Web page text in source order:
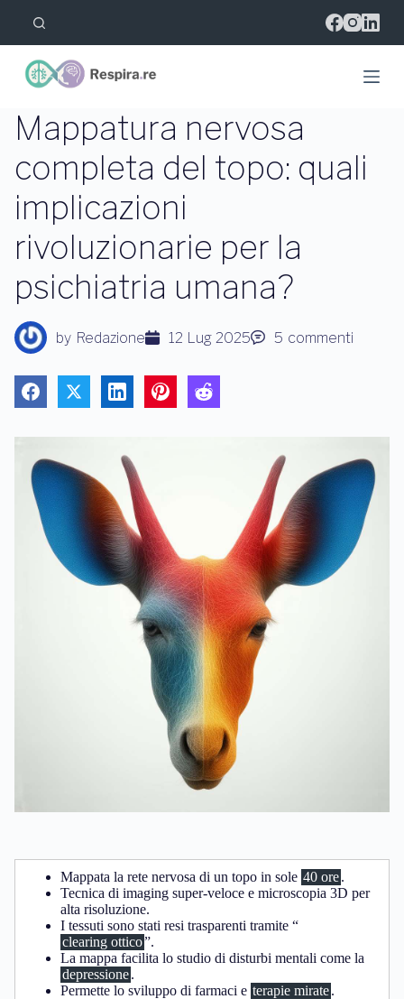
l
l
c
n
t
e
t
o
Mappatura nervosa
completa del topo: quali
implicazioni
rivoluzionarie per la
psichiatria umana?
by Redazione 12 Lug 2025 5 commenti
Mappata la rete nervosa di un topo in sole 40 ore.
Tecnica di imaging super-veloce e microscopia 3D per
alta risoluzione.
I tessuti sono stati resi trasparenti tramite “
clearing ottico”.
La mappa facilita lo studio di disturbi mentali come la
depressione.
Permette lo sviluppo di farmaci e terapie mirate.